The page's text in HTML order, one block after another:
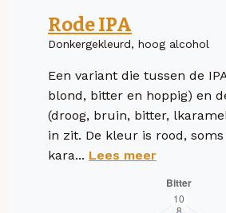
Rode IPA
Donkergekleurd, hoog alcohol
Een variant die tussen de
blond, bitter en hoppig) en
(droog, bruin, bitter,
in zit. De kleur is rood,
kara... Lees meer